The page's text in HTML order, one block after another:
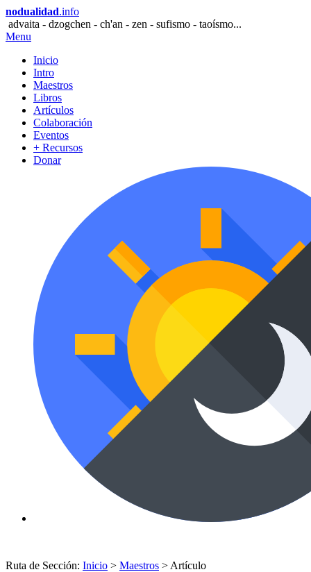
nodualidad.info
advaita - dzogchen - ch'an - zen - sufismo - taoísmo...
Menu
Inicio
Intro
Maestros
Libros
Artículos
Colaboración
Eventos
+ Recursos
Donar
Ruta de Sección: Inicio > Maestros > Artículo